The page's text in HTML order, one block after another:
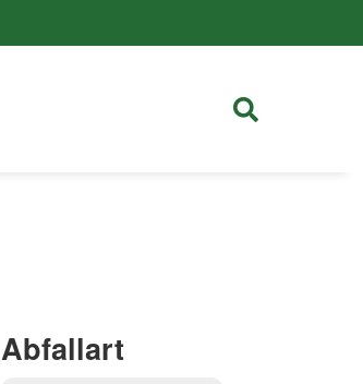
Abfallart